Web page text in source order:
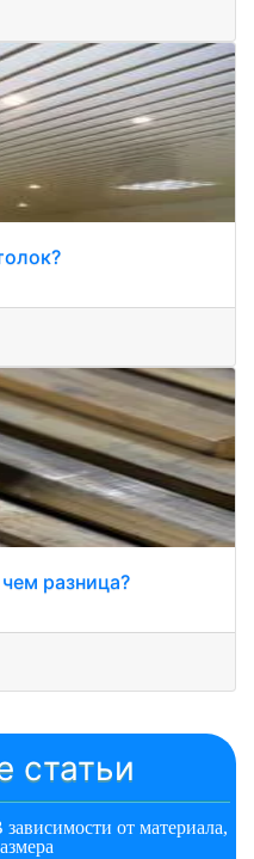
разница?
статьи
от материала,